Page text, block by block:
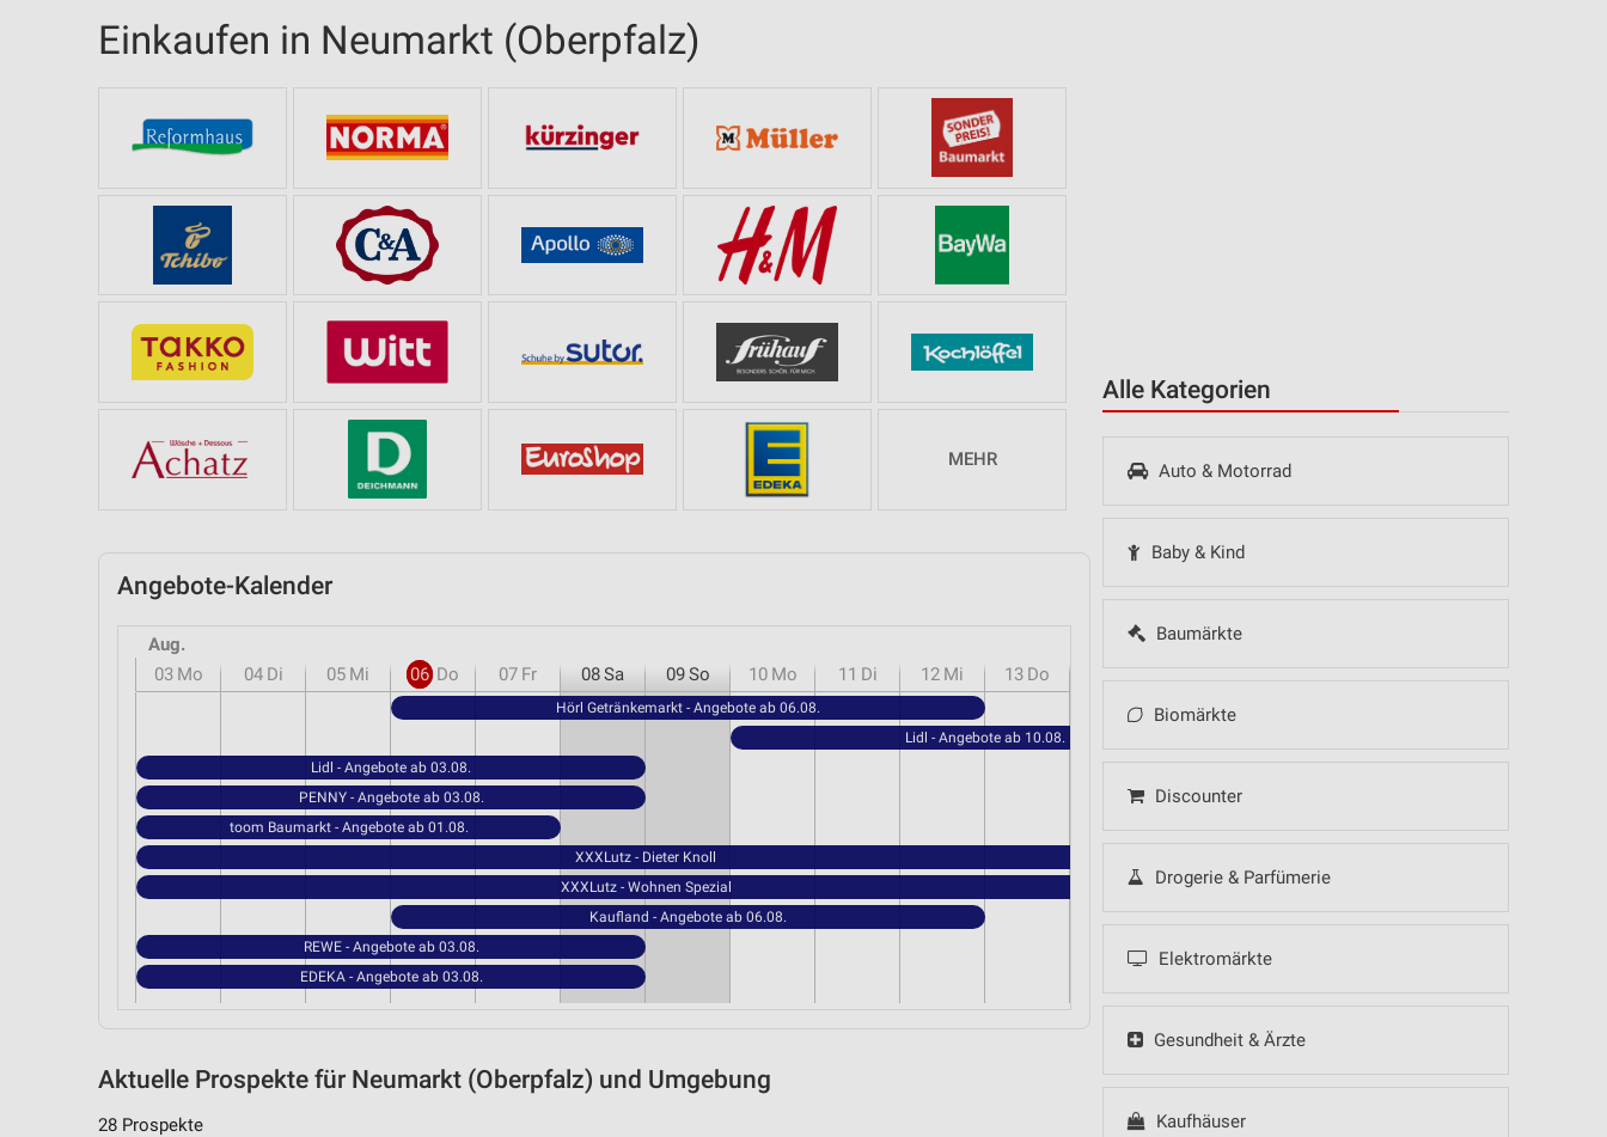
Alle Kategorien
Auto & Motorrad
Baby & Kind
Baumärkte
Biomärkte
Discounter
Drogerie & Parfümerie
Elektromärkte
Gesundheit & Ärzte
Kaufhäuser
Einkaufen in Neumarkt (Oberpfalz)
MEHR
Angebote-Kalender
Aug.
03 Mo 04 Di 05 Mi 06 Do 07 Fr 08Sa 09So 10 Mo 11 Di 12 Mi 13 Do
Hörl Getränkemarkt - Angebote ab 06.08.
Lidl - Angebote ab 10.08.
Lidl - Angebote ab 03.08.
PENNY - Angebote ab 03.08.
toom Baumarkt - Angebote ab 01.08.
XXXLutz - Dieter Knoll
XXXLutz - Wohnen Spezial
Kaufland - Angebote ab 06.08.
REWE - Angebote ab 03.08.
EDEKA - Angebote ab 03.08.
Aktuelle Prospekte für Neumarkt (Oberpfalz) und Umgebung
28 Prospekte